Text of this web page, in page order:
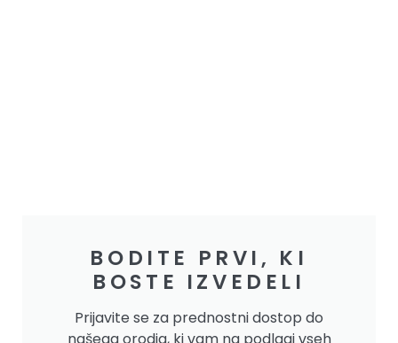
BODITE PRVI, KI
BOSTE IZVEDELI
Prijavite se za prednostni dostop do
našega orodja, ki vam na podlagi vseh